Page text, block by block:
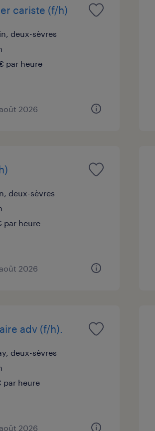
cariste (f/h)
deux-sèvres
par heure
2026
deux-sèvres
par heure
2026
adv (f/h).
deux-sèvres
par heure
2026